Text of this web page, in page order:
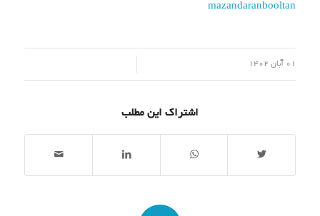
mazandaranbooltan
01 آبان 1402
اشتراک این مطلب